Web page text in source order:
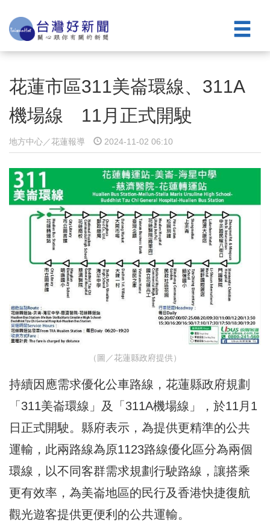
花蓮市區311美崙環線、311A
機場線 11月正式開駛
地方中心／花蓮報導 2024-11-02 06:10
（圖／花蓮縣政府提供）
持續因應需求優化公車路線，花蓮縣政府規劃
「311美崙環線」及「311A機場線」，於11月1
日正式開駛。縣府表示，為提供更精準的公共
運輸，此兩路線為原1123路線優化區分為兩個
環線，以不同客群需求規劃行駛路線，讓搭乘
更有效率，為美崙地區的民行及香港快捷復航
觀光遊客提供更便利的公共運輸。